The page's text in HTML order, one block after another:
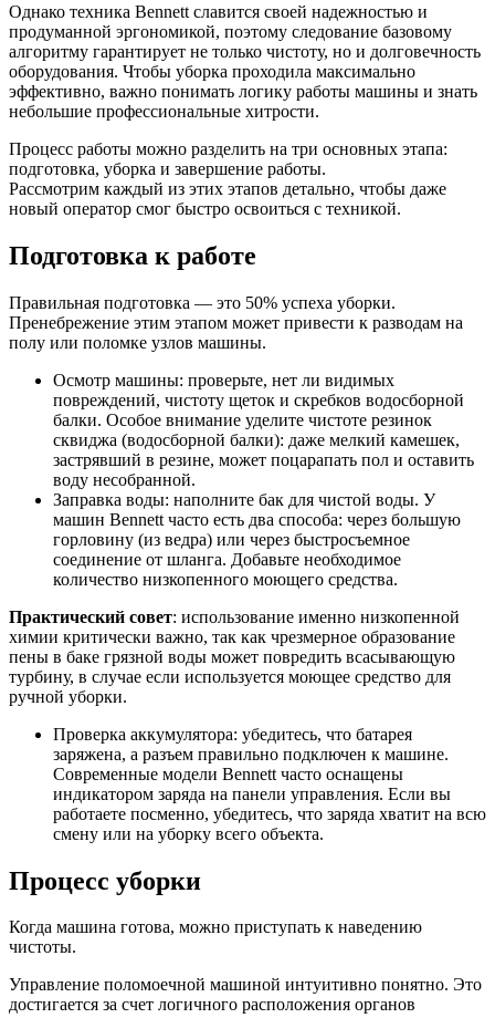
Однако техника Bennett славится своей надежностью и
продуманной эргономикой, поэтому следование базовому
алгоритму гарантирует не только чистоту, но и долговечность
оборудования. Чтобы уборка проходила максимально
эффективно, важно понимать логику работы машины и знать
небольшие профессиональные хитрости.
Процесс работы можно разделить на три основных этапа:
подготовка, уборка и завершение работы.
Рассмотрим каждый из этих этапов детально, чтобы даже
новый оператор смог быстро освоиться с техникой.
Подготовка к работе
Правильная подготовка — это 50% успеха уборки.
Пренебрежение этим этапом может привести к разводам на
полу или поломке узлов машины.
Осмотр машины: проверьте, нет ли видимых
повреждений, чистоту щеток и скребков водосборной
балки. Особое внимание уделите чистоте резинок
сквиджа (водосборной балки): даже мелкий камешек,
застрявший в резине, может поцарапать пол и оставить
воду несобранной.
Заправка воды: наполните бак для чистой воды. У
машин Bennett часто есть два способа: через большую
горловину (из ведра) или через быстросъемное
соединение от шланга. Добавьте необходимое
количество низкопенного моющего средства.
Практический совет: использование именно низкопенной
химии критически важно, так как чрезмерное образование
пены в баке грязной воды может повредить всасывающую
турбину, в случае если используется моющее средство для
ручной уборки.
Проверка аккумулятора: убедитесь, что батарея
заряжена, а разъем правильно подключен к машине.
Современные модели Bennett часто оснащены
индикатором заряда на панели управления. Если вы
работаете посменно, убедитесь, что заряда хватит на всю
смену или на уборку всего объекта.
Процесс уборки
Когда машина готова, можно приступать к наведению
чистоты.
Управление поломоечной машиной интуитивно понятно. Это
достигается за счет логичного расположения органов